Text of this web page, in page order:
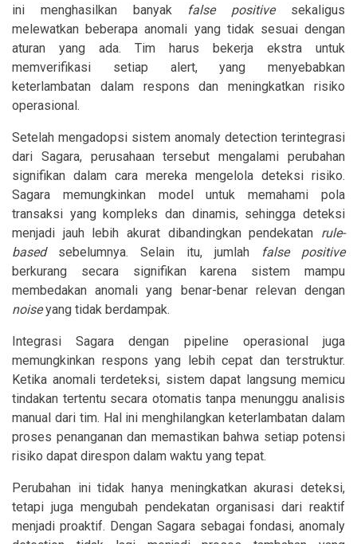
ini menghasilkan banyakfalse positive sekaligus
melewatkan beberapa anomali yang tidak sesuai dengan
aturan yang ada. Tim harus bekerja ekstra untuk
memverifikasi setiap alert, yang menyebabkan
keterlambatan dalam respons dan meningkatkan risiko
operasional.
Setelah mengadopsi sistem anomaly detection terintegrasi
dari Sagara, perusahaan tersebut mengalami perubahan
signifikan dalam cara mereka mengelola deteksi risiko.
Sagara memungkinkan model untuk memahami pola
transaksi yang kompleks dan dinamis, sehingga deteksi
menjadi jauh lebih akurat dibandingkan pendekatan rule-
basedsebelumnya. Selain itu, jumlah
false positive
berkurang secara signifikan karena sistem mampu
membedakan anomali yang benar-benar relevan dengan
noiseyang tidak berdampak.
Integrasi Sagara dengan pipeline operasional juga
memungkinkan respons yang lebih cepat dan terstruktur.
Ketika anomali terdeteksi, sistem dapat langsung memicu
tindakan tertentu secara otomatis tanpa menunggu analisis
manual dari tim. Hal ini menghilangkan keterlambatan dalam
proses penanganan dan memastikan bahwa setiap potensi
risiko dapat direspon dalam waktu yang tepat.
Perubahan ini tidak hanya meningkatkan akurasi deteksi,
tetapi juga mengubah pendekatan organisasi dari reaktif
menjadi proaktif. Dengan Sagara sebagai fondasi, anomaly